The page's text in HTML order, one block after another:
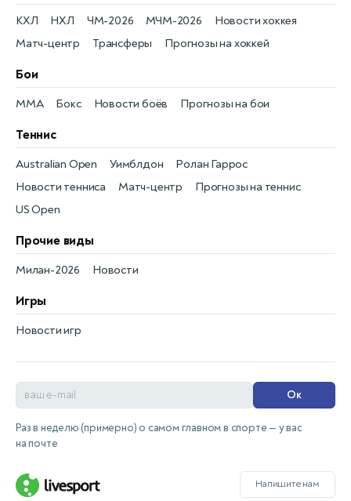
Новости хоккея
КХЛ
Матч-центр
НХЛ
Трансферы
ЧМ-2026
Прогнозы на хоккей
МЧМ-2026
Бои
Новости боёв
MMA Прогнозы на бои
Бокс
Теннис
Новости тенниса
Australian Open
Матч-центр
Уимблдон
Прогнозы на теннис
Ролан Гаррос
US Open
Прочие виды
Новости
Милан-2026
Игры
Новости игр
Ок
Раз в неделю (примерно) о самом главном в спорте — у вас
на почте
Напишите нам